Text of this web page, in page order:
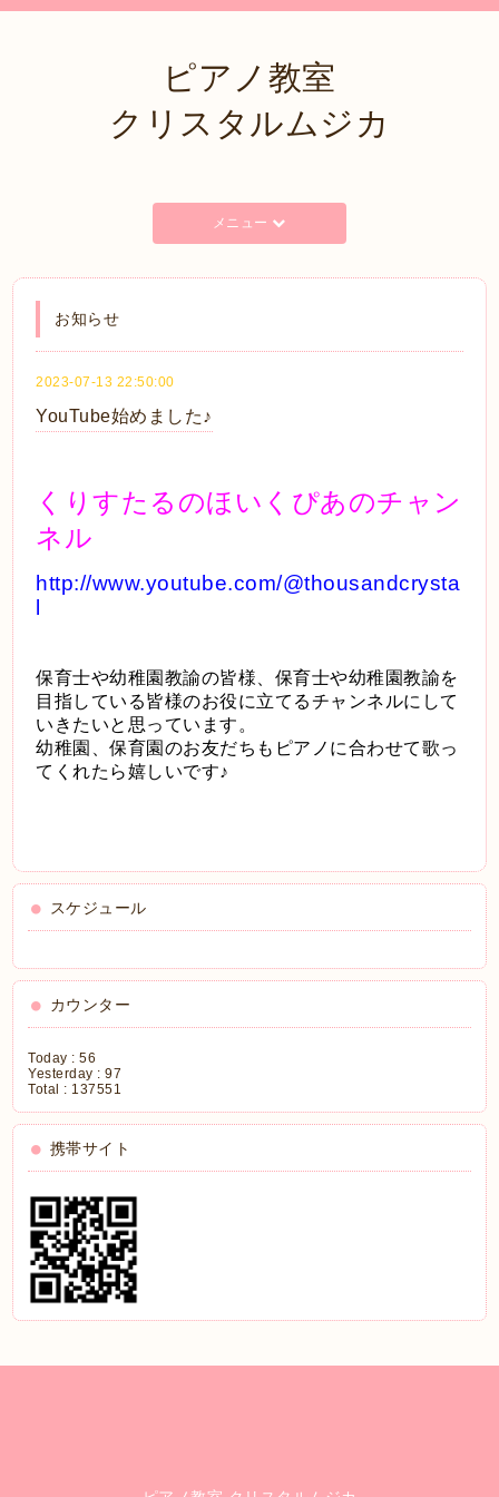
ピアノ教室
クリスタルムジカ
メニュー
お知らせ
2023-07-13 22:50:00
YouTube始めました♪
くりすたるのほいくぴあのチャン
ネル
http://www.youtube.com/@thousandcrysta
保育士や幼稚園教諭の皆様、保育士や幼稚園教諭を
目指している皆様のお役に立てるチャンネルにして
いきたいと思っています。
幼稚園、保育園のお友だちもピアノに合わせて歌っ
てくれたら嬉しいです♪
スケジュール
カウンター
Today :56
Yesterday :97
Total : 137551
携帯サイト